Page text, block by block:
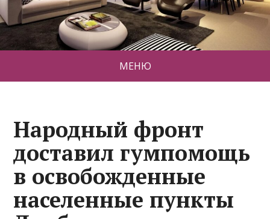
МЕНЮ
Народный фронт
доставил гумпомощь
в освобожденные
населенные пункты